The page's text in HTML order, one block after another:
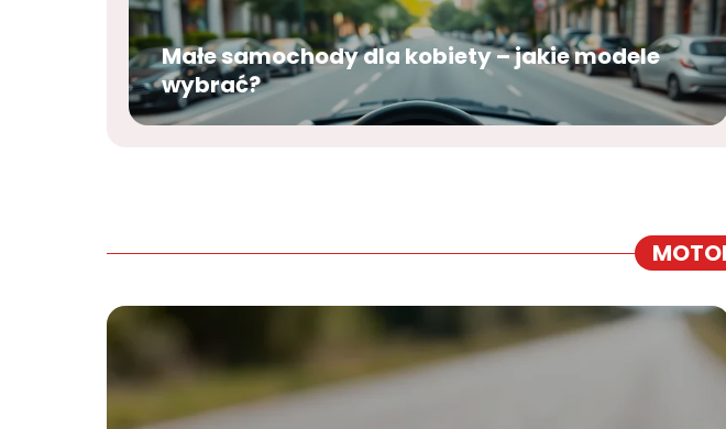
Małe samochody dla kobiety – jakie modele
wybrać?